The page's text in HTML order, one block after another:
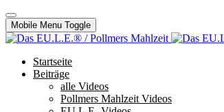
Mobile Menu Toggle
Startseite
Beiträge
alle Videos
Pollmers Mahlzeit Videos